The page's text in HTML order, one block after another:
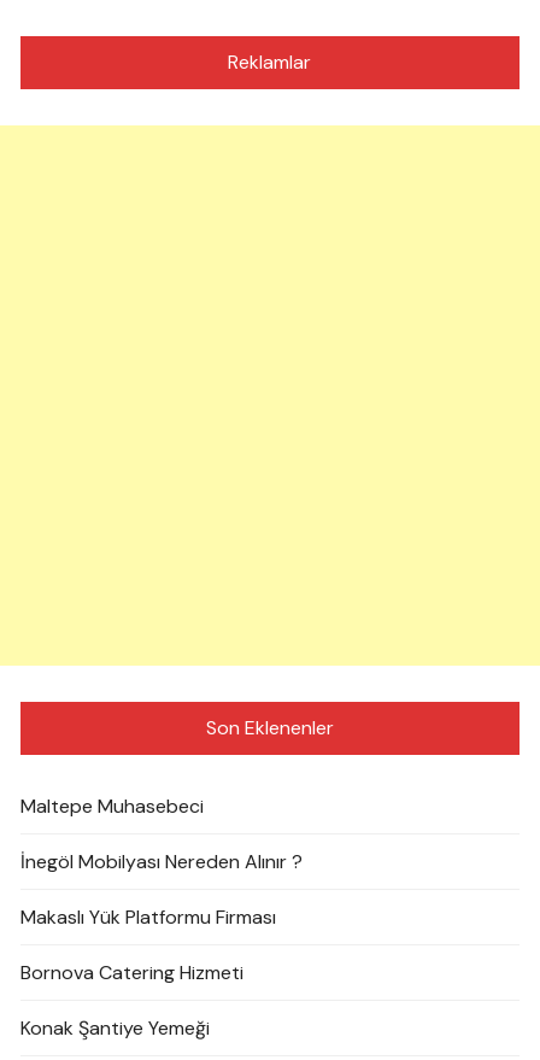
Reklamlar
Son Eklenenler
Maltepe Muhasebeci
İnegöl Mobilyası Nereden Alınır ?
Makaslı Yük Platformu Firması
Bornova Catering Hizmeti
Konak Şantiye Yemeği